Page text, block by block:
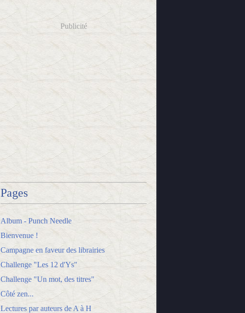
Publicité
Pages
Album - Punch Needle
Bienvenue !
Campagne en faveur des librairies
Challenge "Les 12 d'Ys"
Challenge "Un mot, des titres"
Côté zen...
Lectures par auteurs de A à H